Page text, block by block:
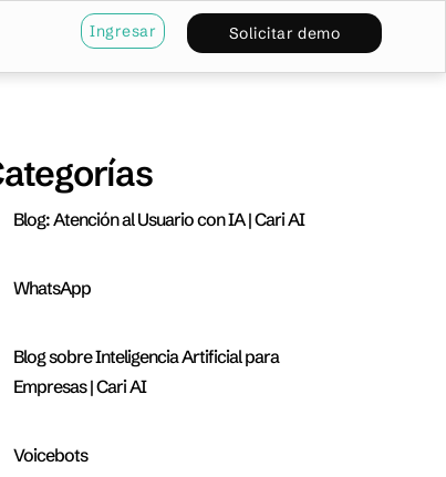
Ingresar Solicitar demo
Blog: Atención al Usuario con IA | Cari AI
WhatsApp
Blog sobre Inteligencia Artificial para
Empresas | Cari AI
Voicebots